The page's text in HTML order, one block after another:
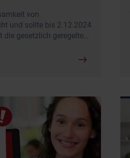
von
und sollte bis 2.12.2024
gesetzlich geregelte…